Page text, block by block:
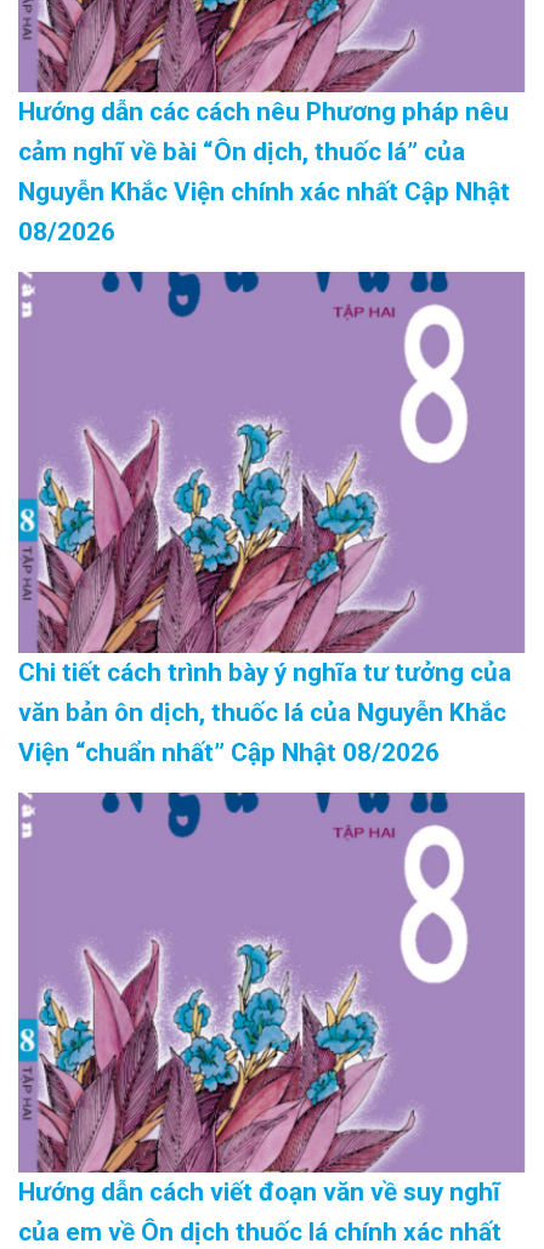
Hướng dẫn các cách nêu Phương pháp nêu
cảm nghĩ về bài “Ôn dịch, thuốc lá” của
Nguyễn Khắc Viện chính xác nhất Cập Nhật
08/2026
Chi tiết cách trình bày ý nghĩa tư tưởng của
văn bản ôn dịch, thuốc lá của Nguyễn Khắc
Viện “chuẩn nhất” Cập Nhật 08/2026
Hướng dẫn cách viết đoạn văn về suy nghĩ
của em về Ôn dịch thuốc lá chính xác nhất